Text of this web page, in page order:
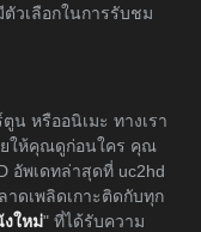
วเลือกในการรับชม
หรืออนิเมะ ทางเรา
ยให้คุณดูก่อนใคร คุณ
อัพเดทล่าสุดที่ uc2hd
ดเพลิดเกาะติดกับทุก
ใหม่" ที่ได้รับความ